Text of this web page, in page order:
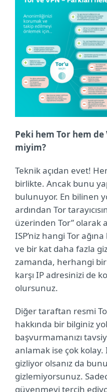
Peki hem Tor hem
miyim?
Teknik açıdan evet!
birlikte. Ancak bunu
bulunuyor. En bilinen
ardından Tor
üzerinden Tor” olarak
ISP’niz hangi Tor
ve bir kat daha fazla
zamanda, herhangi bir
karşı IP adresinizi de
olursunuz.
Diğer taraftan resmi
hakkında bir bilginiz
başvurmamanızı
anlamak ise çok kolay.
gizliyor olsanız da
gizlemiyorsunuz.
güvenmeyi tercih